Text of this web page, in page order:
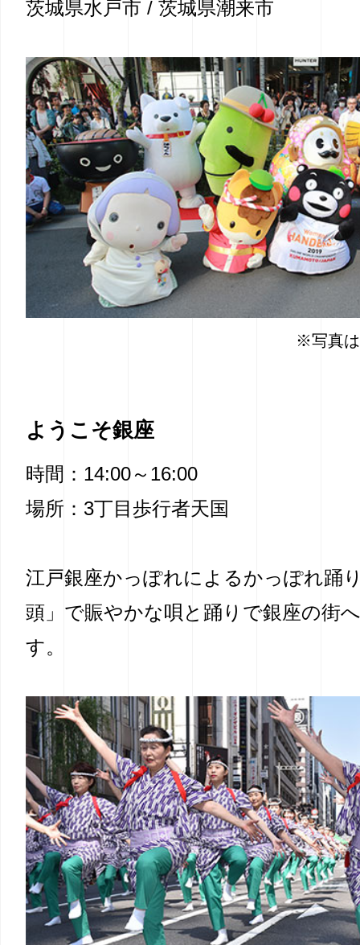
茨城県水戸市 / 茨城県潮来市
※写真
ようこそ銀座
時間：14:00～16:00
場所：3丁目歩行者天国
江戸銀座かっぽれによるかっぽれ踊
頭」で賑やかな唄と踊りで銀座の街
す。